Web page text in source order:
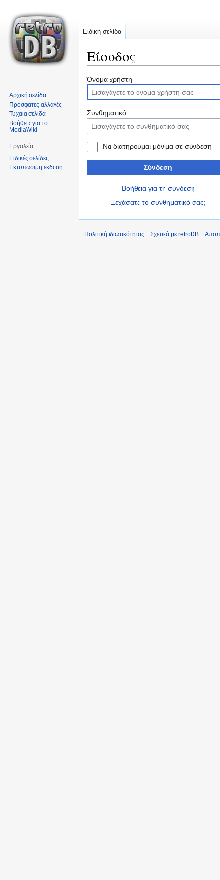
Είσοδος
Μετάβαση
στην
πλοήγηση
Πήδηση
στην
αναζήτηση
Όνομα χρήστη
Συνθηματικό
Να διατηρούμαι μόνιμα σε σύνδεση
Σύνδεση
Βοήθεια για τη σύνδεση
Ξεχάσατε το συνθηματικό σας;
Ειδική σελίδα
Αρχική σελίδα
Πρόσφατες αλλαγές
Τυχαία σελίδα
Βοήθεια για το
MediaWiki
Εργαλεία
Ειδικές σελίδες
Εκτυπώσιμη έκδοση
Πολιτική ιδιωτικότητας Σχετικά με retroDB